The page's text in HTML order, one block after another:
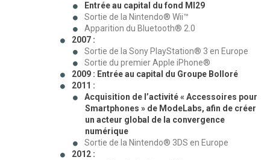
Entrée au capital du fond MI29
Sortie de la Nintendo® Wii™
Apparition du Bluetooth® 2.0
2007 :
Sortie de la Sony PlayStation® 3 en Europe
Sortie du premier Apple iPhone®
2009 : Entrée au capital du Groupe Bolloré
2011 :
Acquisition de l’activité « Accessoires pour
Smartphones » de ModeLabs, afin de créer
un acteur global de la convergence
numérique
Sortie de la Nintendo® 3DS en Europe
2012 :